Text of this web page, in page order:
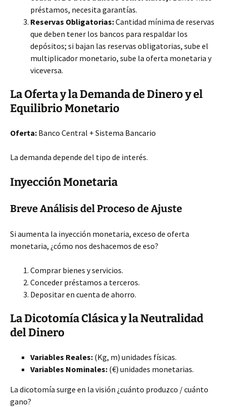
préstamos, necesita garantías.
Reservas Obligatorias:Cantidad mínima de reservas
que deben tener los bancos para respaldar los
depósitos; si bajan las reservas obligatorias, sube el
multiplicador monetario, sube la oferta monetaria y
viceversa.
La Oferta y la Demanda de Dinero y el
Equilibrio Monetario
Oferta: Banco Central + Sistema Bancario
La demanda depende del tipo de interés.
Inyección Monetaria
Breve Análisis del Proceso de Ajuste
Si aumenta la inyección monetaria, exceso de oferta
monetaria, ¿cómo nos deshacemos de eso?
Comprar bienes y servicios.
Conceder préstamos a terceros.
Depositar en cuenta de ahorro.
La Dicotomía Clásica y la Neutralidad
del Dinero
Variables Reales: (Kg, m) unidades físicas.
Variables Nominales: (€) unidades monetarias.
La dicotomía surge en la visión ¿cuánto produzco / cuánto
gano?